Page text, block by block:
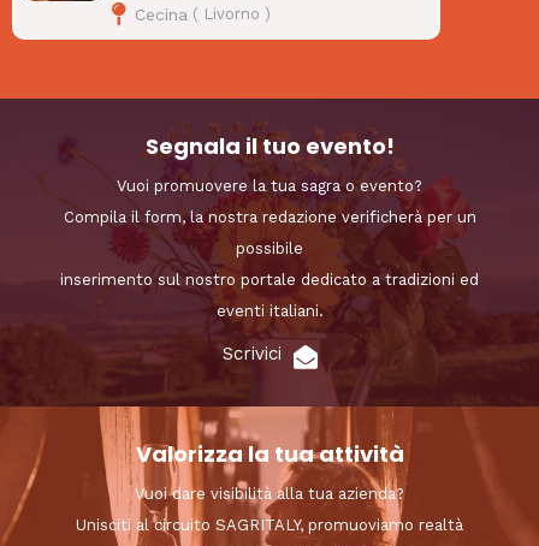
Cecina ( Livorno )
Segnala il tuo evento!
Vuoi promuovere la tua sagra o evento?
Compila il form, la nostra redazione verificherà per un
possibile
inserimento sul nostro portale dedicato a tradizioni ed
eventi italiani.
Scrivici
Valorizza la tua attività
Vuoi dare visibilità alla tua azienda?
Unisciti al circuito SAGRITALY, promuoviamo realtà